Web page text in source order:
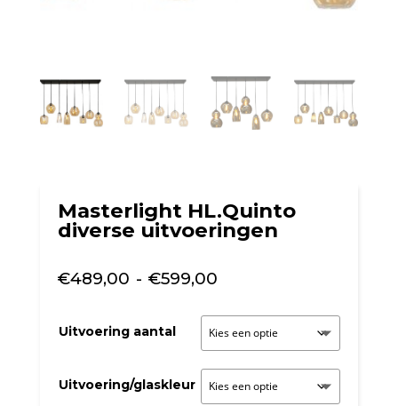
Masterlight HL.Quinto
diverse uitvoeringen
€489,00 - €599,00Prijsklasse:
tot
€599,00
Uitvoering aantal
Uitvoering/glaskleur